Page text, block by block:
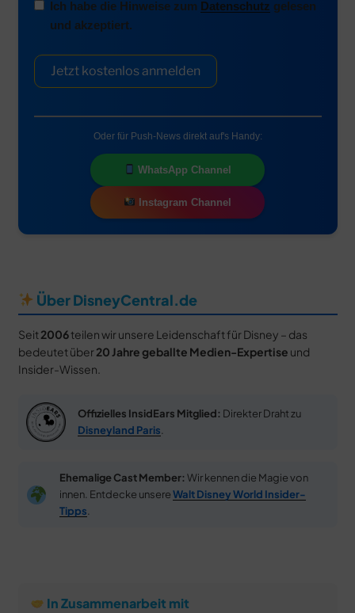
Ich habe die Hinweise zum Datenschutz gelesen
und akzeptiert.
Jetzt kostenlos anmelden
Oder für Push-News direkt auf's Handy:
WhatsApp Channel
Instagram Channel
Über DisneyCentral.de
Seit 2006teilen wir unsere Leidenschaft für Disney – das
bedeutet über 20 Jahre geballte Medien-Expertise und
Insider-Wissen.
Offizielles InsidEars Mitglied: Direkter Draht zu
Disneyland Paris
Ehemalige Cast Member: Wir kennen die Magie von
innen. Entdecke unsereWalt Disney World Insider-
Tipps
In Zusammenarbeit mit